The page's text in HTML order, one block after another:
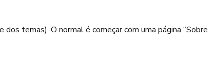
temas). O normal é começar com uma página “Sobre